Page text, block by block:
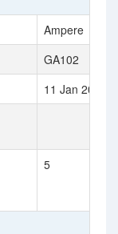
Ampere
GA102
11 Jan 2022
5